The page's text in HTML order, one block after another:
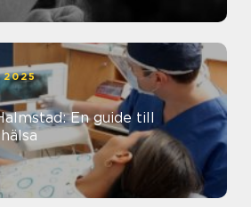
2025
En guide till